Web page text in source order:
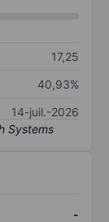
17,25
40,93%
14-juil.-2026
-